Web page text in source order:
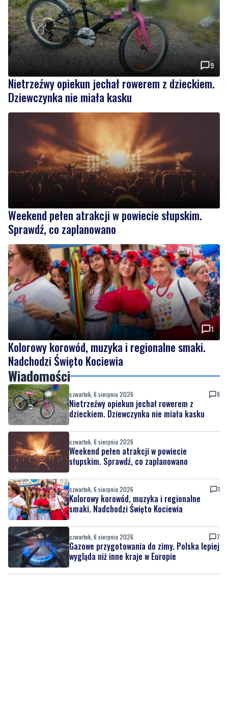
9
Nietrzeźwy opiekun jechał rowerem z dzieckiem.
Dziewczynka nie miała kasku
Weekend pełen atrakcji w powiecie słupskim.
Sprawdź, co zaplanowano
1
Kolorowy korowód, muzyka i regionalne smaki.
Nadchodzi Święto Kociewia
Wiadomości
czwartek, 6 sierpnia 2026 9
Nietrzeźwy opiekun jechał rowerem z
dzieckiem. Dziewczynka nie miała kasku
czwartek, 6 sierpnia 2026
Weekend pełen atrakcji w powiecie
słupskim. Sprawdź, co zaplanowano
czwartek, 6 sierpnia 2026 1
Kolorowy korowód, muzyka i regionalne
smaki. Nadchodzi Święto Kociewia
czwartek, 6 sierpnia 2026 7
Gazowe przygotowania do zimy. Polska lepiej
wygląda niż inne kraje w Europie